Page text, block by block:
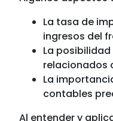
La tasa de
ingresos del
La
relacionados
La
contables
Al entender y